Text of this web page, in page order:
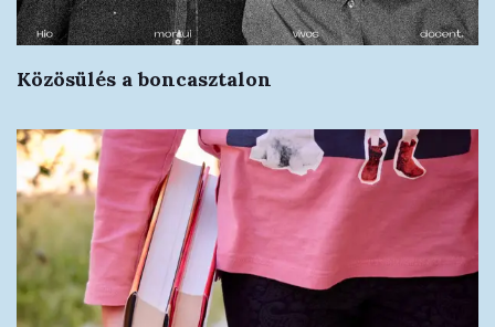
Közösülés a boncasztalon